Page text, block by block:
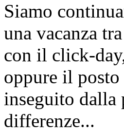
Siamo
una vacanza
con il click-
oppure il
inseguito dalla
differenze...